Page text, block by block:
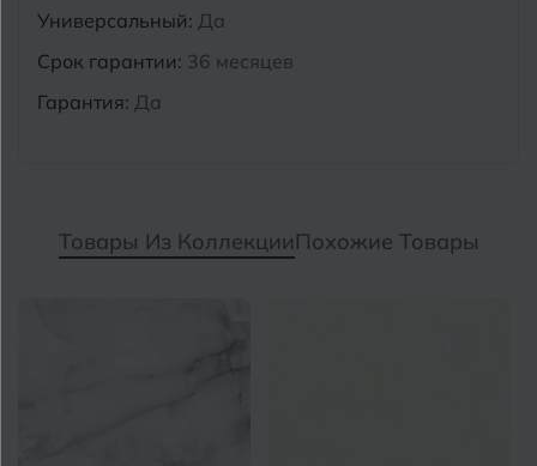
Универсальный: Да
Срок гарантии: 36 месяцев
Гарантия: Да
Товары Из КоллекцииПохожие Товары